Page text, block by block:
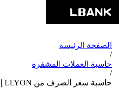
الصفحة الرئيسة
/
حاسبة العملات المشفرة
/
حاسبة سعر الصرف من LLYON إلى GBP